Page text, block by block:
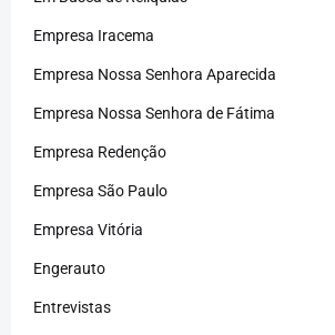
Empresa Iracema
Empresa Nossa Senhora Aparecida
Empresa Nossa Senhora de Fátima
Empresa Redenção
Empresa São Paulo
Empresa Vitória
Engerauto
Entrevistas